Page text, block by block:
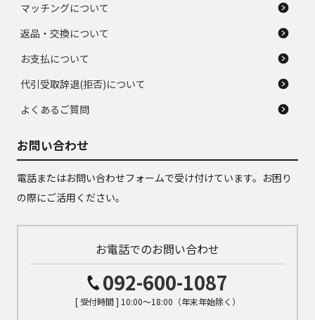
マッチングについて
返品・交換について
お支払について
代引受取辞退(拒否)について
よくあるご質問
お問い合わせ
電話またはお問い合わせフォームで受け付けています。お困り
の際にご活用ください。
お電話でのお問い合わせ
092-600-1087
[ 受付時間 ] 10:00～18:00（年末年始除く）